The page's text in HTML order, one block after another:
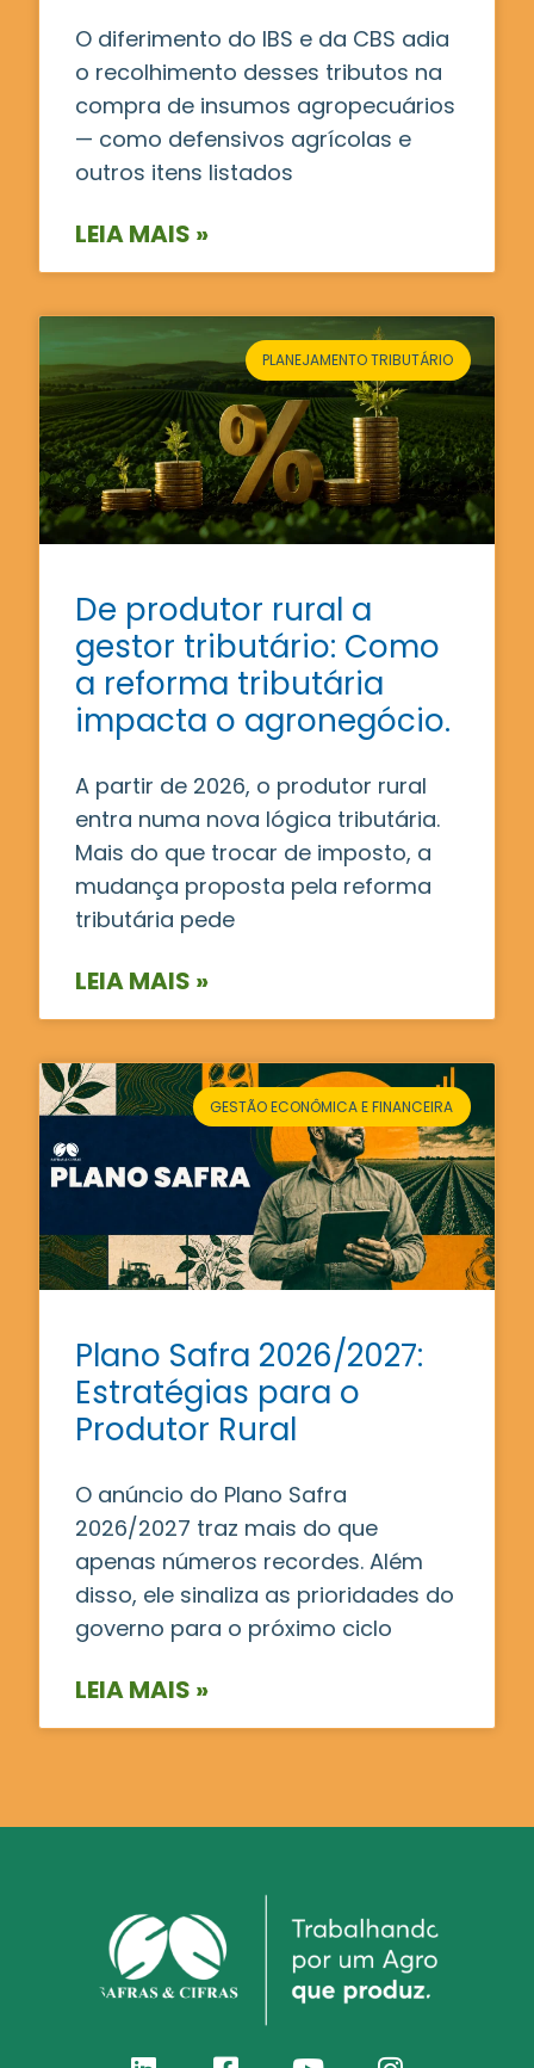
O diferimento do IBS e da CBS adia
o recolhimento desses tributos na
compra de insumos agropecuários
— como defensivos agrícolas e
outros itens listados
LEIA MAIS »
PLANEJAMENTO TRIBUTÁRIO
De produtor rural a
gestor tributário: Como
a reforma tributária
impacta o agronegócio.
A partir de 2026, o produtor rural
entra numa nova lógica tributária.
Mais do que trocar de imposto, a
mudança proposta pela reforma
tributária pede
LEIA MAIS »
GESTÃO ECONÔMICA E FINANCEIRA
Plano Safra 2026/2027:
Estratégias para o
Produtor Rural
O anúncio do Plano Safra
2026/2027 traz mais do que
apenas números recordes. Além
disso, ele sinaliza as prioridades do
governo para o próximo ciclo
LEIA MAIS »